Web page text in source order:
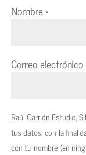
Nombre*
Correo electrónico
Raúl Carrión Estudio,
tus datos, con la
con tu nombre (en